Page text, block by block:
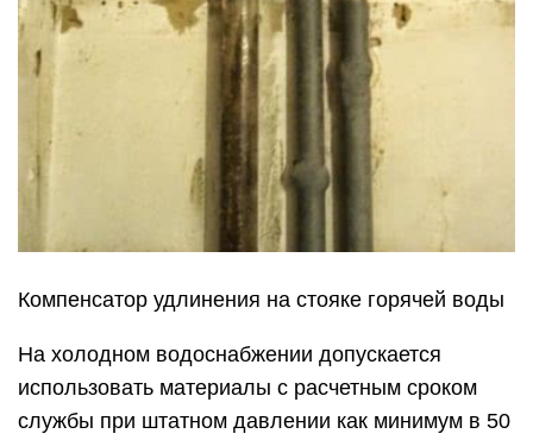
Компенсатор удлинения на стояке горячей воды
На холодном водоснабжении допускается
использовать материалы с расчетным сроком
службы при штатном давлении как минимум в 50